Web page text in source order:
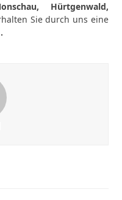
Hürtgenwald,
Sie durch uns eine